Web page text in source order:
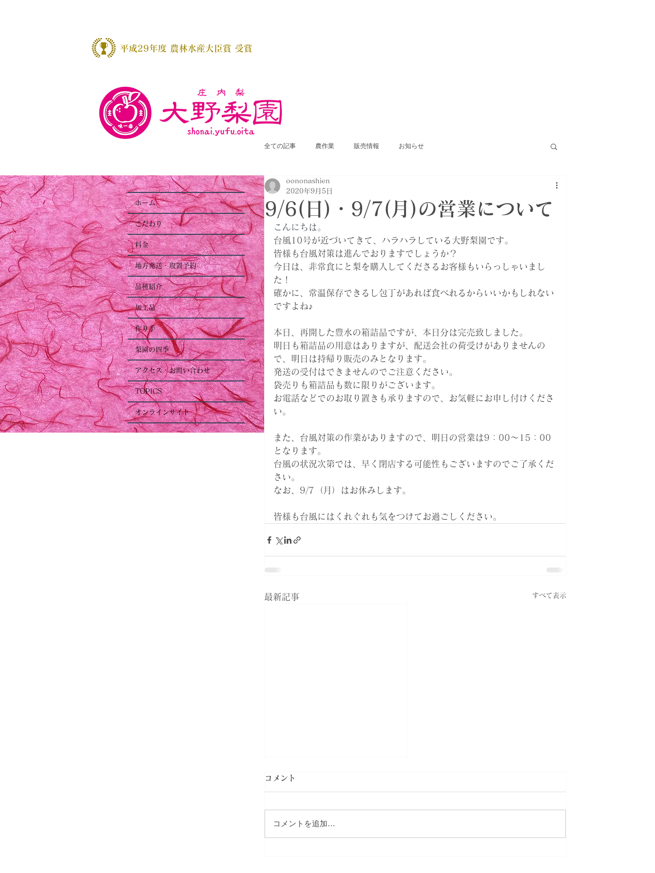
全ての記事 農作業 販売情報 お知らせ
9/6(日)・9/7(月)の営業について
oononashien
2020年9月5日
こんにちは。
台風10号が近づいてきて、ハラハラしている大野梨園です。
皆様も台風対策は進んでおりますでしょうか？
今日は、非常食にと梨を購入してくださるお客様もいらっしゃいまし
た！
確かに、常温保存できるし包丁があれば食べれるからいいかもしれない
ですよね♪
本日、再開した豊水の箱詰品ですが、本日分は完売致しました。
明日も箱詰品の用意はありますが、配送会社の荷受けがありませんの
で、明日は持帰り販売のみとなります。
発送の受付はできませんのでご注意ください。
袋売りも箱詰品も数に限りがございます。
お電話などでのお取り置きも承りますので、お気軽にお申し付けくださ
い。
また、台風対策の作業がありますので、明日の営業は9：00～15：00
となります。
台風の状況次第では、早く閉店する可能性もございますのでご了承くだ
さい。
なお、9/7（月）はお休みします。
皆様も台風にはくれぐれも気をつけてお過ごしください。
最新記事 すべて表示
コメント
コメントを追加…
​平成29年度 農林水産大臣賞 受賞
ホーム
こだわり
料金
地方発送・取置予約
品種紹介
加工品
作り手
梨園の四季
アクセス・お問い合わせ
TOPICS
オンラインサイト